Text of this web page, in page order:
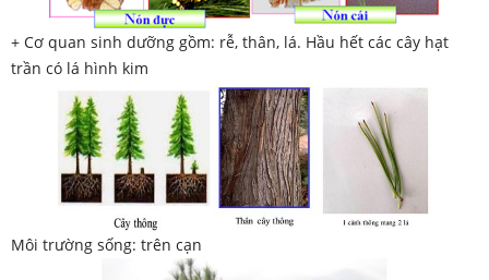
+ Cơ quan sinh dưỡng gồm: rễ, thân, lá. Hầu hết các cây hạt
trần có lá hình kim
Môi trường sống: trên cạn